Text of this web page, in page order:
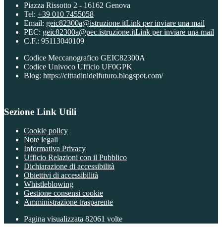
Piazza Rissotto 2 - 16162 Genova
Tel: +39 010 7455058
Email: geic82300a@istruzione.itLink per inviare una mail
PEC: geic82300a@pec.istruzione.itLink per inviare una mail
C.F.: 95113040109
Codice Meccanografico GEIC82300A
Codice Univoco Ufficio UF0GPK
Blog: https://cittadinidelfuturo.blogspot.com/
Sezione Link Utili
Cookie policy
Note legali
Informativa Privacy
Ufficio Relazioni con il Pubblico
Dichiarazione di accessibilità
Obiettivi di accessibilità
Whistleblowing
Gestione consensi cookie
Amministrazione trasparente
Pagina visualizzata 82061 volte